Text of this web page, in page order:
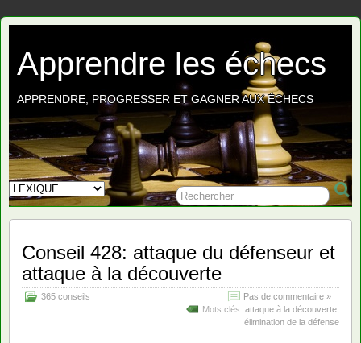
Apprendre les échecs
APPRENDRE, PROGRESSER ET GAGNER AUX ÉCHECS
Conseil 428: attaque du défenseur et
attaque à la découverte
365 conseils
Pas de commentaire »
Mots clés: attaque à la découverte
élimination de la défense